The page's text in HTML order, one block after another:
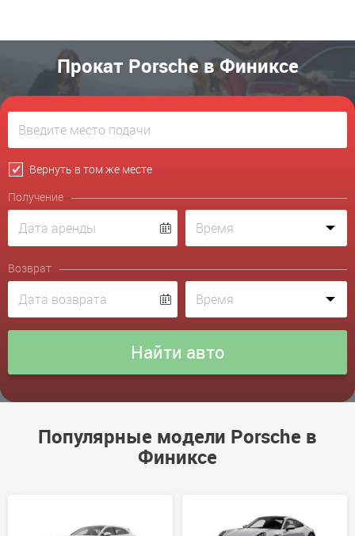
Прокат Porsche в Финиксе
Вернуть в том же месте
Получение
Возврат
Популярные модели Porsche в
Финиксе